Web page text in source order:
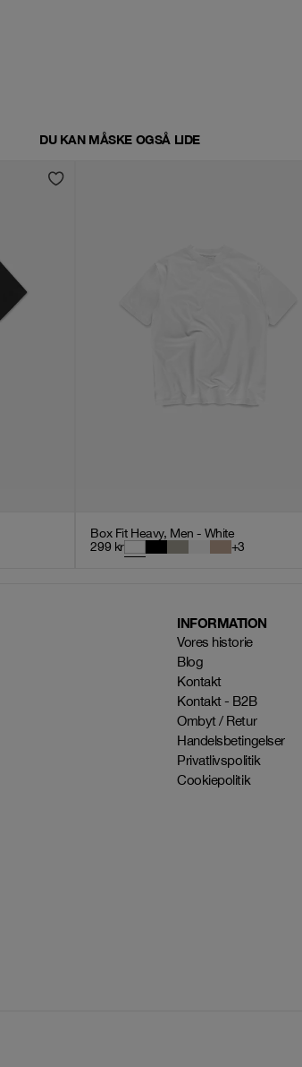
DU KAN MÅSKE OGSÅ LIDE
Box Fit Heavy, Men - White
299 kr +3
INFORMATION
Vores historie
Blog
Kontakt
Kontakt - B2B
Ombyt / Retur
Handelsbetingelser
Privatlivspolitik
Cookiepolitik